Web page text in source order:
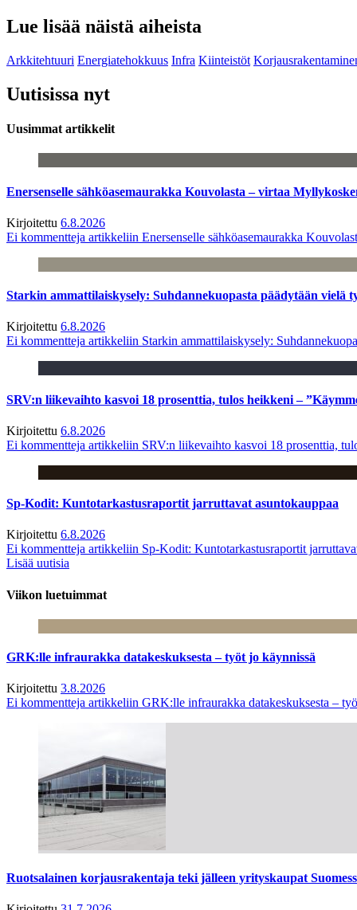
Lue lisää näistä aiheista
Arkkitehtuuri Energiatehokkuus Infra Kiinteistöt
Uutisissa nyt
Uusimmat artikkelit
Enersenselle sähköasemaurakka Kouvolasta – virtaa
Kirjoitettu 6.8.2026
Ei kommentteja artikkeliin Enersenselle sähköasemaurakka
Starkin ammattilaiskysely: Suhdannekuopasta päädytään vielä
Kirjoitettu 6.8.2026
Ei kommentteja artikkeliin Starkin ammattilaiskysely:
SRV:n liikevaihto kasvoi 18 prosenttia, tulos heikkeni –
Kirjoitettu 6.8.2026
Ei kommentteja artikkeliin SRV:n liikevaihto kasvoi 18 prosenttia,
Sp-Kodit: Kuntotarkastusraportit jarruttavat asuntokauppaa
Kirjoitettu 6.8.2026
Ei kommentteja artikkeliin Sp-Kodit: Kuntotarkastusraportit
Lisää uutisia
Viikon luetuimmat
GRK:lle infraurakka datakeskuksesta – työt jo käynnissä
Kirjoitettu 3.8.2026
Ei kommentteja artikkeliin GRK:lle infraurakka datakeskuksesta –
Ruotsalainen korjausrakentaja teki jälleen yrityskaupat